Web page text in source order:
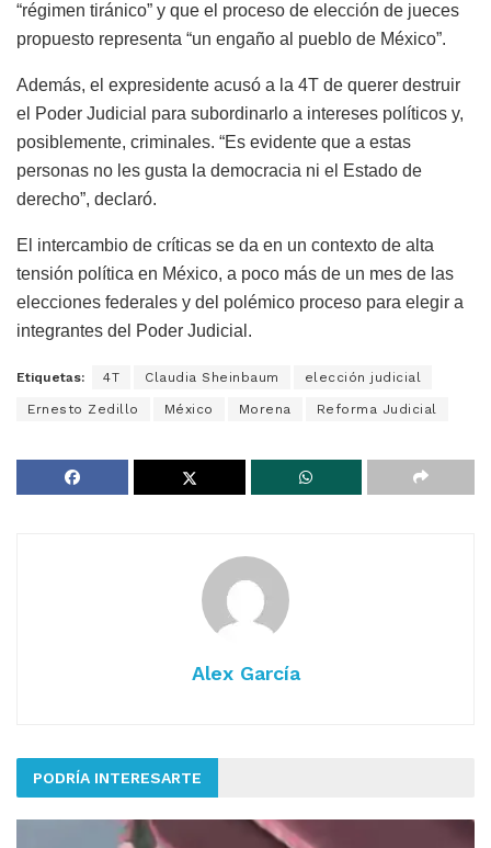
“régimen tiránico” y que el proceso de elección de jueces
propuesto representa “un engaño al pueblo de México”.
Además, el expresidente acusó a la 4T de querer destruir
el Poder Judicial para subordinarlo a intereses políticos y,
posiblemente, criminales. “Es evidente que a estas
personas no les gusta la democracia ni el Estado de
derecho”, declaró.
El intercambio de críticas se da en un contexto de alta
tensión política en México, a poco más de un mes de las
elecciones federales y del polémico proceso para elegir a
integrantes del Poder Judicial.
Etiquetas: 4T Claudia Sheinbaum elección judicial
Ernesto Zedillo México Morena Reforma Judicial
Alex García
PODRÍA INTERESARTE